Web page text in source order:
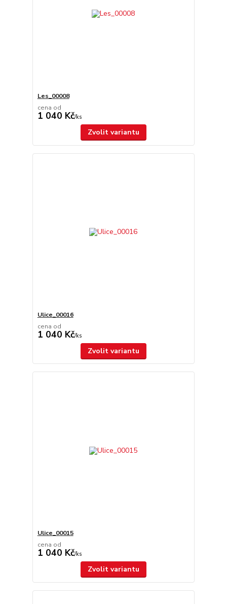
Les_00008
cena od
1 040 Kč/ks
Zvolit variantu
Ulice_00016
cena od
1 040 Kč/ks
Zvolit variantu
Ulice_00015
cena od
1 040 Kč/ks
Zvolit variantu